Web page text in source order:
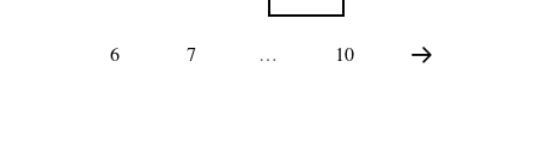
6 7 … 10